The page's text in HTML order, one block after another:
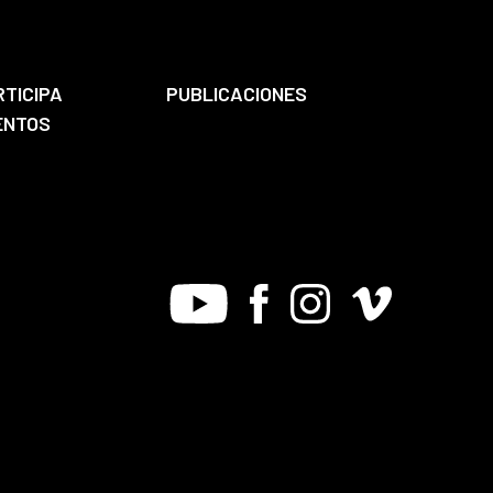
PUBLICACIONES
Youtube FacebookInstagram
Vimeo